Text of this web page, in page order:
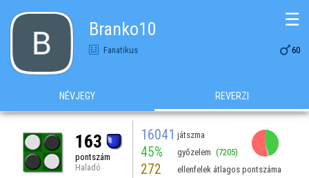
Branko10
Fanatikus 60
☰
NÉVJEGY REVERZI
163
pontszám
Haladó
16041 játszma
45% győzelem (7205)
272 ellenfelek átlagos pontszáma